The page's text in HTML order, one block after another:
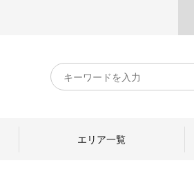
キ
ー
エリア一覧